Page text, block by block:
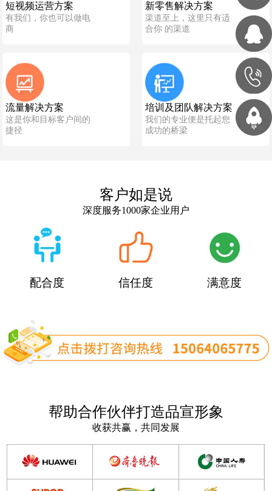
短视频运营方案
有我们，你也可以做电
商
新零售解决方案
渠道至上，这里只有适
合你 的渠道
流量解决方案
这是你和目标客户间的
捷径
培训及团队解决方案
我们的专业便是托起您
成功的桥梁
客户如是说
深度服务1000家企业用户
配合度 信任度 满意度
帮助合作伙伴打造品宣形象
收获共赢，共同发展